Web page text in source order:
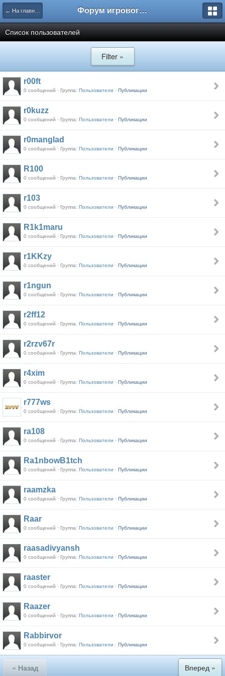
← На главную Форум игрового проекта Riverrise
Список пользователей
Filter »
r00ft
0 сообщений · Группа: Пользователи · Публикации
r0kuzz
0 сообщений · Группа: Пользователи · Публикации
r0manglad
0 сообщений · Группа: Пользователи · Публикации
R100
0 сообщений · Группа: Пользователи · Публикации
r103
0 сообщений · Группа: Пользователи · Публикации
R1k1maru
0 сообщений · Группа: Пользователи · Публикации
r1KKzy
0 сообщений · Группа: Пользователи · Публикации
r1ngun
0 сообщений · Группа: Пользователи · Публикации
r2ff12
0 сообщений · Группа: Пользователи · Публикации
r2rzv67r
0 сообщений · Группа: Пользователи · Публикации
r4xim
0 сообщений · Группа: Пользователи · Публикации
r777ws
0 сообщений · Группа: Пользователи · Публикации
ra108
0 сообщений · Группа: Пользователи · Публикации
Ra1nbowB1tch
0 сообщений · Группа: Пользователи · Публикации
raamzka
0 сообщений · Группа: Пользователи · Публикации
Raar
0 сообщений · Группа: Пользователи · Публикации
raasadivyansh
0 сообщений · Группа: Пользователи · Публикации
raaster
0 сообщений · Группа: Пользователи · Публикации
Raazer
0 сообщений · Группа: Пользователи · Публикации
Rabbirvor
0 сообщений · Группа: Пользователи · Публикации
« Назад Вперед »